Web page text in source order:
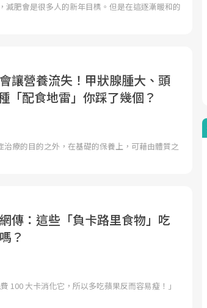
減肥會是很多人的新年目標。但是在這逐漸暖和的
讓營養流失！甲狀腺腫大、頭
「配食地雷」你踩了幾個？
療的目的之外，在基礎的保養上，可藉由體質之
傳：這些「負卡路里食物」吃
？
100 大卡消化它，所以多吃蘋果反而容易瘦！」